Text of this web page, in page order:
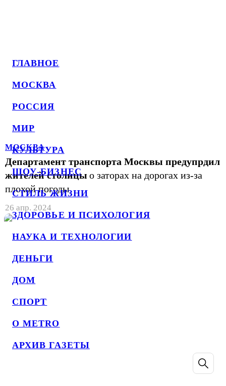
ГЛАВНОЕ
МОСКВА
РОССИЯ
МИР
КУЛЬТУРА
ШОУ-БИЗНЕС
СТИЛЬ ЖИЗНИ
ЗДОРОВЬЕ И ПСИХОЛОГИЯ
НАУКА И ТЕХНОЛОГИИ
ДЕНЬГИ
ДОМ
СПОРТ
О METRO
АРХИВ ГАЗЕТЫ
МОСКВА
Департамент транспорта Москвы предупрдил
жителей столицы о заторах на дорогах из-за
плохой погоды
26 апр. 2024